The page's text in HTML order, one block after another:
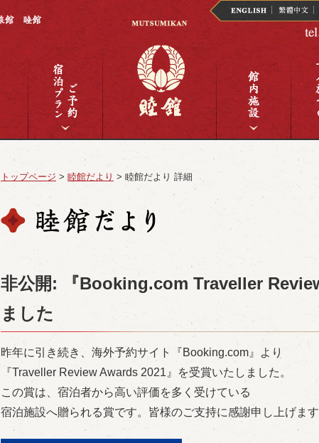
トップページ > 睦館だより > 睦館だより 詳細
非公開: 『Booking.com Traveller
ました
昨年に引き続き、海外予約サイト『Booking.com』より
『Traveller Review Awards 2021』を受賞いたしました。
この賞は、宿泊者から高い評価を多く受けている
宿泊施設へ贈られる賞です。皆様のご支持に感謝申し上げま